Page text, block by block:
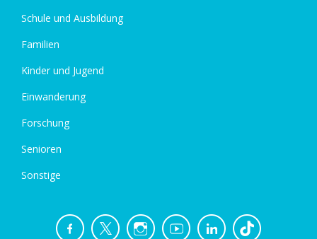
Schule und Ausbildung
Familien
Kinder und Jugend
Einwanderung
Forschung
Senioren
Sonstige